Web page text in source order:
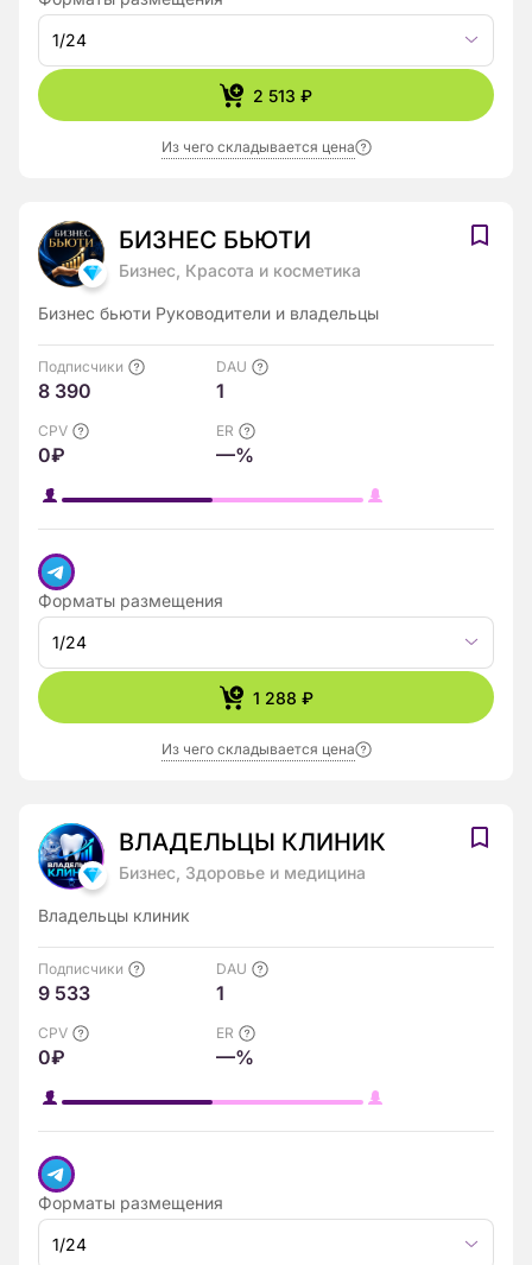
1/24
2 513 ₽
Из чего складывается цена
БИЗНEС БЬЮТИ
Бизнес, Красота и косметика
Бизнес бьюти Руководители и владельцы
Подписчики
8 390
DAU
1
CPV
0₽
ER
—%
Форматы размещения
1/24
1 288 ₽
Из чего складывается цена
ВЛAДЕЛЬЦЫ КЛИНИК
Бизнес, Здоровье и медицина
Владельцы клиник
Подписчики
9 533
DAU
1
CPV
0₽
ER
—%
Форматы размещения
1/24